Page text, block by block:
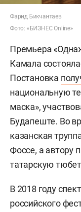
Фарид Бикчантаев
Фото: «БИЗНЕС Online»
Премьера
Камала
Постановка
национальную
маска»,
Будапеште. Во
казанская
Фоссе, а автору
татарскую
В 2018 году
российского